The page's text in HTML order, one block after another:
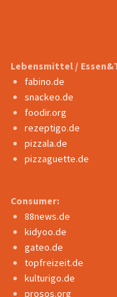
Lebensmittel /
fabino.de
snackeo.de
foodir.org
rezeptigo.de
pizzala.de
pizzaguette.de
Consumer:
88news.de
kidyoo.de
gateo.de
topfreizeit.de
kulturigo.de
prosos.org